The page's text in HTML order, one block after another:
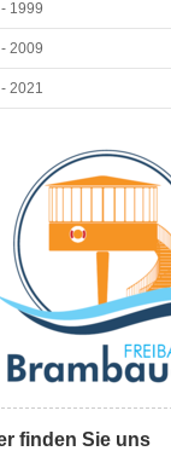
1999
2009
2021
finden Sie uns